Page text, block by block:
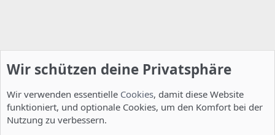
Wir schützen deine Privatsphäre
Wir verwenden essentielle Cookies, damit diese Website
funktioniert, und optionale Cookies, um den Komfort bei der
Nutzung zu verbessern.